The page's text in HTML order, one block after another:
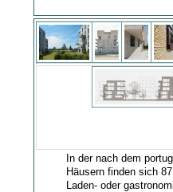
In der nach dem
Häusern finden sich
Laden- oder